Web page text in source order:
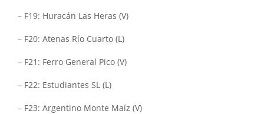
– F19: Huracán Las Heras (V)
– F20: Atenas Río Cuarto (L)
– F21: Ferro General Pico (V)
– F22: Estudiantes SL (L)
– F23: Argentino Monte Maíz (V)